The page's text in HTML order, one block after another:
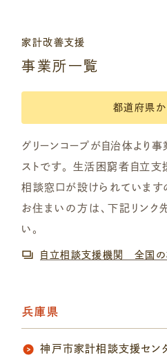
家計改善支援
事業所一覧
都道府県か
グリーンコープが自治体より
ストです。
生活困窮者自立支
相談窓口が設けられています
お住まいの方は、下記リンク
い。
自立相談支援機関 全国の
兵庫県
神戸市家計相談支援セン